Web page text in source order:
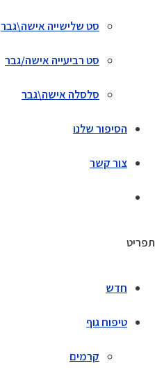
סט שלישייה אישה\גבר
סט רביעייה אישה/גבר
סלסלה אישה\גבר
הסיפור שלנו
צור קשר
תפריט
חדש
טיפוח גוף
קרמים